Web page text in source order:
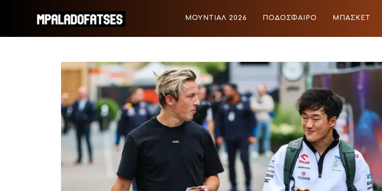
ΜΟΥΝΤΙΑΛ 2026 ΠΟΔΟΣΦΑΙΡΟ ΜΠΑΣΚΕΤ
ΜΟΥΝΤΙΑΛ 2026
ΠΟΔΟΣΦΑΙΡΟ
ΣΥΝΕΝΤΕΥΞΕΙΣ
BEYOND SPORTS